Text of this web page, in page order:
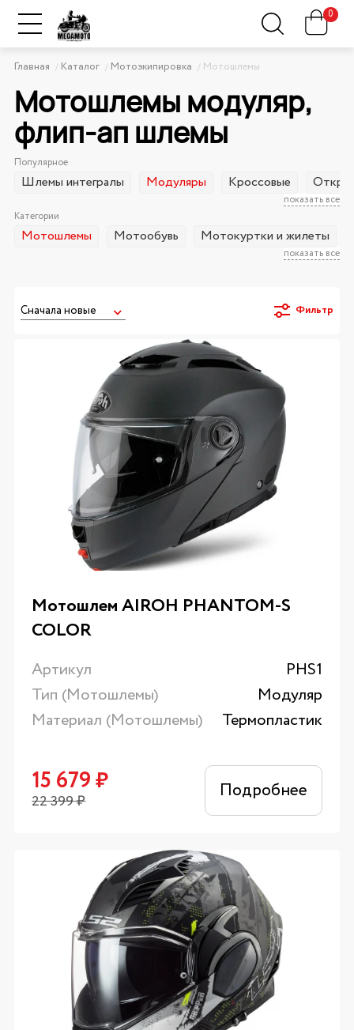
0
Главная Каталог Мотоэкипировка Мотошлемы
Мотошлемы модуляр,
флип-ап шлемы
Популярное
показать все
Шлемы интегралы Модуляры Кроссовые
Категории
показать все
Мотошлемы Мотообувь Мотокуртки и жилеты
Фильтр
Мотошлем AIROH PHANTOM-S
COLOR
Артикул
PHS1
Тип (Мотошлемы)
Модуляр
Материал (Мотошлемы)
Термопластик
15 679₽
22 399₽ Подробнее